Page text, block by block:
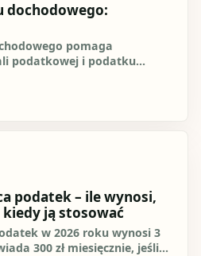
dochodowego:
pomaga
podatkowej i podatku
podatek – ile wynosi,
kiedy ją stosować
w 2026 roku wynosi 3
300 zł miesięcznie, jeśli